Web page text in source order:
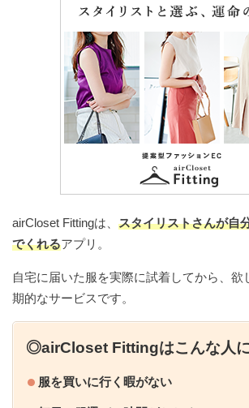
思い出の写真や子供の成長記録
子育ての悩みは尽きない…ママ
妊娠中の記録や子育て情報が満載の
airCloset Fittingは、スタイリストさんが自
でくれるアプリ。
自宅に届いた服を実際に試着してから、欲
期的なサービスです。
◎airCloset Fittingはこんな人
服を買いに行く暇がない